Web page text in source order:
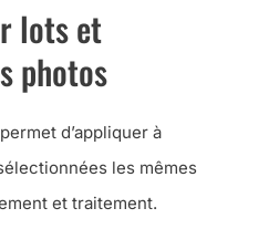
lots et
photos
d’appliquer à
les mêmes
et traitement.